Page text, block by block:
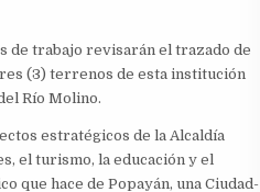
de trabajo revisarán el trazado de
(3) terrenos de esta institución
Río Molino.
estratégicos de la Alcaldía
el turismo, la educación y el
hace de Popayán, una Ciudad-